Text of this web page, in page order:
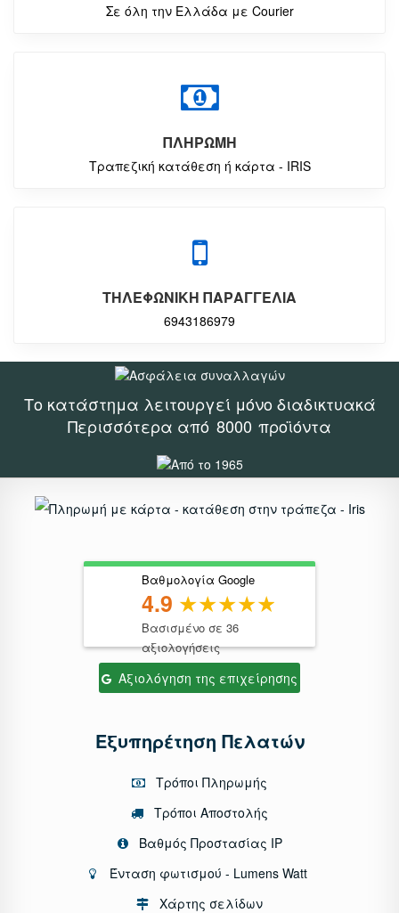
Σε όλη την Ελλάδα με Courier
ΠΛΗΡΩΜΗ
Τραπεζική κατάθεση ή κάρτα - IRIS
ΤΗΛΕΦΩΝΙΚΗ ΠΑΡΑΓΓΕΛΙΑ
6943186979
Το κατάστημα λειτουργεί μόνο διαδικτυακά
Περισσότερα από 8000 προϊόντα
Βαθμολογία Google
4.9
Βασισμένο σε 36
αξιολογήσεις
Αξιολόγηση της επιχείρησης
Εξυπηρέτηση Πελατών
Τρόποι Πληρωμής
Τρόποι Αποστολής
Βαθμός Προστασίας IP
Ένταση φωτισμού - Lumens Watt
Χάρτης σελίδων